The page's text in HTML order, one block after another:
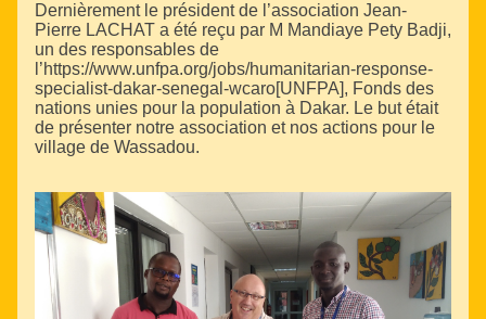
Dernièrement le président de l’association Jean-
Pierre LACHAT a été reçu par M Mandiaye Pety Badji,
un des responsables de
l’https://www.unfpa.org/jobs/humanitarian-response-
specialist-dakar-senegal-wcaro[UNFPA], Fonds des
nations unies pour la population à Dakar. Le but était
de présenter notre association et nos actions pour le
village de Wassadou.